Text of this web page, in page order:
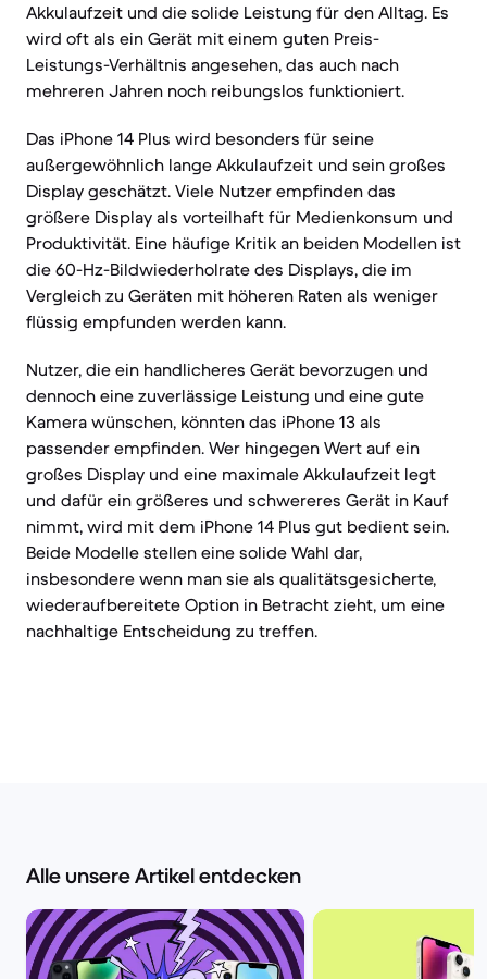
Akkulaufzeit und die solide Leistung für den Alltag. Es
wird oft als ein Gerät mit einem guten Preis-
Leistungs-Verhältnis angesehen, das auch nach
mehreren Jahren noch reibungslos funktioniert.
Das iPhone 14 Plus wird besonders für seine
außergewöhnlich lange Akkulaufzeit und sein großes
Display geschätzt. Viele Nutzer empfinden das
größere Display als vorteilhaft für Medienkonsum und
Produktivität. Eine häufige Kritik an beiden Modellen ist
die 60-Hz-Bildwiederholrate des Displays, die im
Vergleich zu Geräten mit höheren Raten als weniger
flüssig empfunden werden kann.
Nutzer, die ein handlicheres Gerät bevorzugen und
dennoch eine zuverlässige Leistung und eine gute
Kamera wünschen, könnten das iPhone 13 als
passender empfinden. Wer hingegen Wert auf ein
großes Display und eine maximale Akkulaufzeit legt
und dafür ein größeres und schwereres Gerät in Kauf
nimmt, wird mit dem iPhone 14 Plus gut bedient sein.
Beide Modelle stellen eine solide Wahl dar,
insbesondere wenn man sie als qualitätsgesicherte,
wiederaufbereitete Option in Betracht zieht, um eine
nachhaltige Entscheidung zu treffen.
Alle unsere Artikel entdecken